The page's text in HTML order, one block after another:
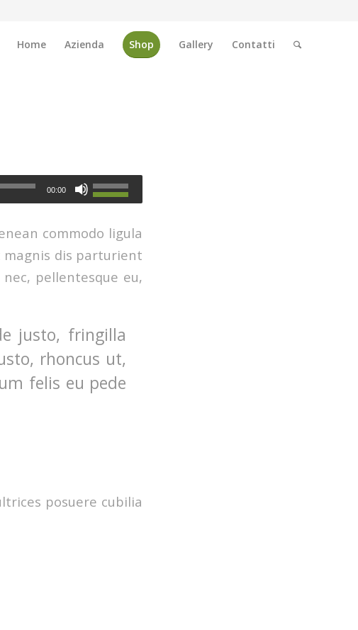
Home Azienda Shop Gallery Contatti
00:00
commodo ligula
magnis dis parturient
pellentesque eu,
justo, fringilla
rhoncus ut,
felis eu pede
posuere cubilia